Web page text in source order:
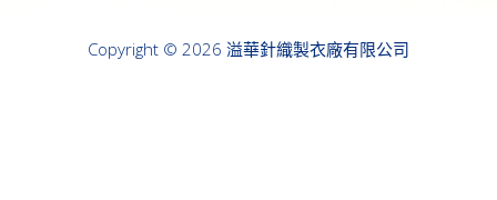
Copyright © 2026 溢華針織製衣廠有限公司